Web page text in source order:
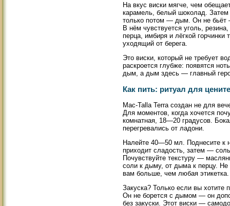
На вкус виски мягче, чем
карамель, белый шоколад.
только потом — дым. Он не бьёт
В нём чувствуется уголь,
перца, имбиря и лёгкой
уходящий от берега.
Это виски, который не требует
раскроется глубже: появятся
дым, а дым здесь — главный
Как пить: ритуал для
Mac-Talla Terra создан не для
Для моментов, когда хочется
комнатная, 18—20 градусов.
перегревались от ладони.
Налейте 40—50 мл. Поднесите к
приходит сладость, затем —
Почувствуйте текстуру —
соли к дыму, от дыма к перцу. Не
вам больше, чем любая этикетка.
Закуска? Только если вы
Он не борется с дымом — он
без закуски. Этот виски —